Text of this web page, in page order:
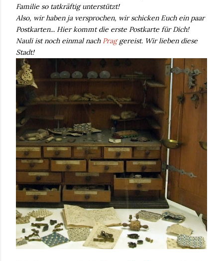
Familie so tatkräftig unterstützt!
Also, wir haben ja versprochen, wir schicken Euch ein paar
Postkarten... Hier kommt die erste Postkarte für Dich!
Nauli ist noch einmal nach Praggereist. Wir lieben diese
Stadt!